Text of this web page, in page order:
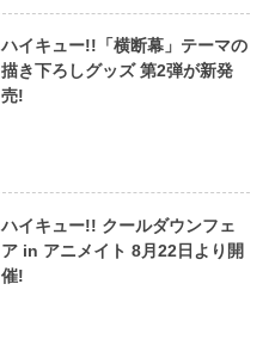
ハイキュー!!「横断幕」テーマの
描き下ろしグッズ 第2弾が新発
売!
ハイキュー!! クールダウンフェ
ア in アニメイト 8月22日より開
催!